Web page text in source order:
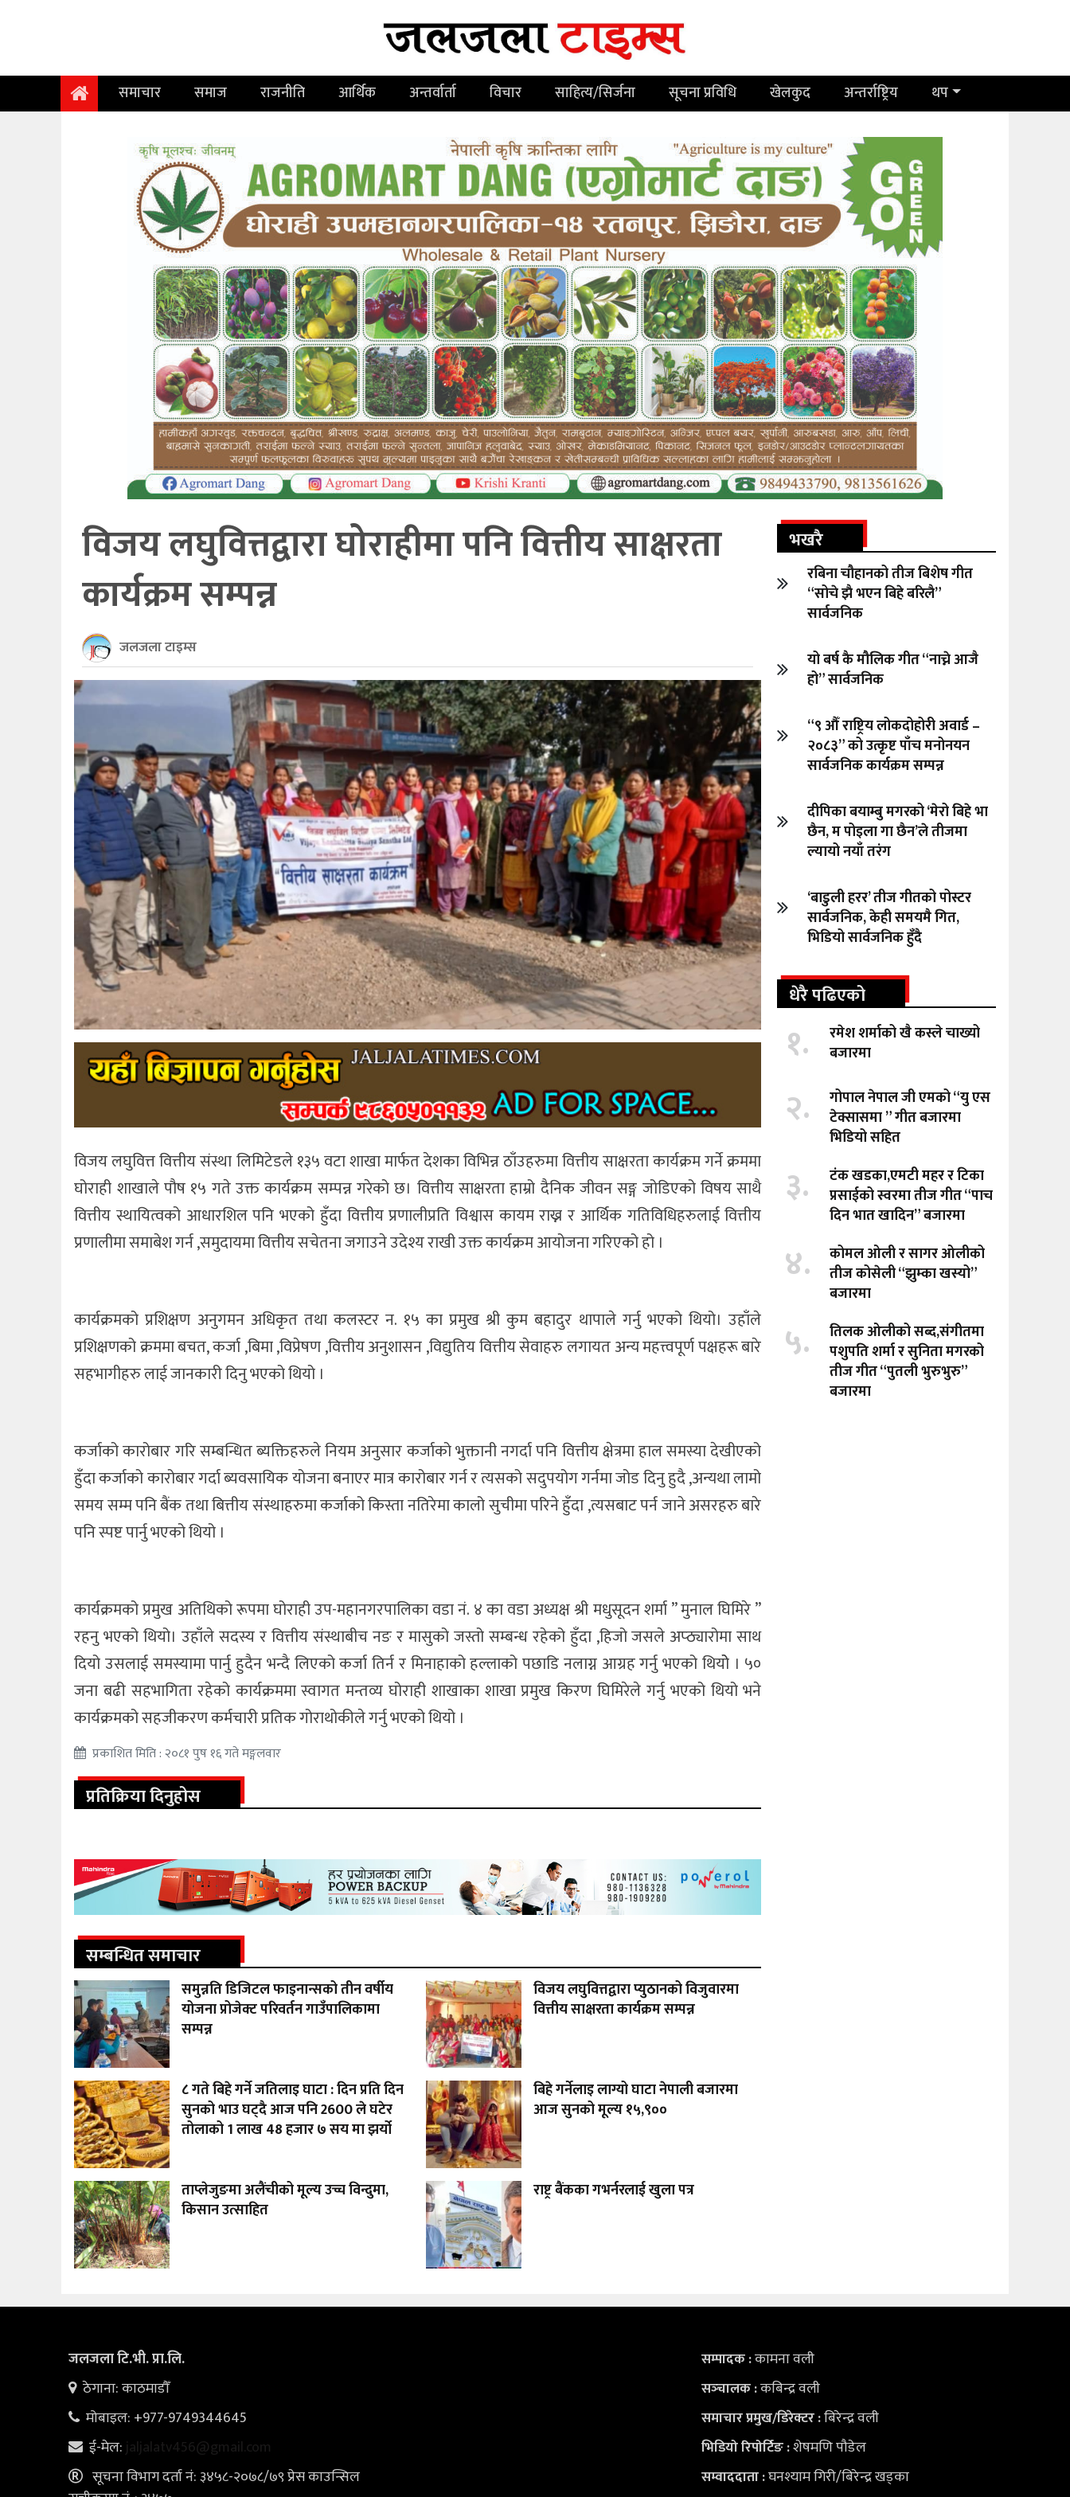
समाचार समाज राजनीति आर्थिक अन्तर्वार्ता विचार साहित्य/सिर्जना सूचना प्रविधि खेलकुद अन्तर्राष्ट्रिय थप
विजय लघुवित्तद्वारा घोराहीमा पनि वित्तीय साक्षरता
कार्यक्रम सम्पन्न
जलजला टाइम्स
विजय लघुवित्त वित्तीय संस्था लिमिटेडले १३५ वटा शाखा मार्फत देशका विभिन्न ठाँउहरुमा वित्तीय साक्षरता कार्यक्रम गर्ने क्रममा
घोराही शाखाले पौष १५ गते उक्त कार्यक्रम सम्पन्न गरेको छ। वित्तीय साक्षरता हाम्रो दैनिक जीवन सङ्ग जोडिएको विषय साथै
वित्तीय स्थायित्वको आधारशिल पनि भएको हुँदा वित्तीय प्रणालीप्रति विश्वास कायम राख्न र आर्थिक गतिविधिहरुलाई वित्तीय
प्रणालीमा समाबेश गर्न ,समुदायमा वित्तीय सचेतना जगाउने उदेश्य राखी उक्त कार्यक्रम आयोजना गरिएको हो ।
कार्यक्रमको प्रशिक्षण अनुगमन अधिकृत तथा कलस्टर न. १५ का प्रमुख श्री कुम बहादुर थापाले गर्नु भएको थियो। उहाँले
प्रशिक्षणको क्रममा बचत, कर्जा ,बिमा ,विप्रेषण ,वित्तीय अनुशासन ,विद्युतिय वित्तीय सेवाहरु लगायत अन्य महत्त्वपूर्ण पक्षहरू बारे
सहभागीहरु लाई जानकारी दिनु भएको थियो ।
कर्जाको कारोबार गरि सम्बन्धित ब्यक्तिहरुले नियम अनुसार कर्जाको भुक्तानी नगर्दा पनि वित्तीय क्षेत्रमा हाल समस्या देखीएको
हुँदा कर्जाको कारोबार गर्दा ब्यवसायिक योजना बनाएर मात्र कारोबार गर्न र त्यसको सदुपयोग गर्नमा जोड दिनु हुदै ,अन्यथा लामो
समय सम्म पनि बैंक तथा बित्तीय संस्थाहरुमा कर्जाको किस्ता नतिरेमा कालो सुचीमा परिने हुँदा ,त्यसबाट पर्न जाने असरहरु बारे
पनि स्पष्ट पार्नु भएको थियो ।
कार्यक्रमको प्रमुख अतिथिको रूपमा घोराही उप-महानगरपालिका वडा नं. ४ का वडा अध्यक्ष श्री मधुसूदन शर्मा ” मुनाल घिमिरे ”
रहनु भएको थियो। उहाँले सदस्य र वित्तीय संस्थाबीच नङ र मासुको जस्तो सम्बन्ध रहेको हुँदा ,हिजो जसले अप्ठ्यारोमा साथ
दियो उसलाई समस्यामा पार्नु हुदैन भन्दै लिएको कर्जा तिर्न र मिनाहाको हल्लाको पछाडि नलाग्न आग्रह गर्नु भएको थियोे । ५०
जना बढी सहभागिता रहेको कार्यक्रममा स्वागत मन्तव्य घोराही शाखाका शाखा प्रमुख किरण घिमिरेले गर्नु भएको थियो भने
कार्यक्रमको सहजीकरण कर्मचारी प्रतिक गोराथोकीले गर्नु भएको थियो ।
प्रकाशित मिति : २०८१ पुष १६ गते मङ्गलवार
प्रतिक्रिया दिनुहोस
सम्बन्धित समाचार
समुन्नति डिजिटल फाइनान्सको तीन वर्षीय
योजना प्रोजेक्ट परिवर्तन गाउँपालिकामा
सम्पन्न
विजय लघुवित्तद्वारा प्युठानको विजुवारमा
वित्तीय साक्षरता कार्यक्रम सम्पन्न
८ गते बिहे गर्ने जतिलाइ घाटा : दिन प्रति दिन
सुनको भाउ घट्दै आज पनि 2600 ले घटेर
तोलाको 1 लाख 48 हजार ७ सय मा झर्यो
बिहे गर्नेलाइ लाग्यो घाटा नेपाली बजारमा
आज सुनको मूल्य १५,९००
ताप्लेजुङमा अलैंचीको मूल्य उच्च विन्दुमा,
किसान उत्साहित
राष्ट्र बैंकका गभर्नरलाई खुला पत्र
भखरै
रबिना चौहानको तीज बिशेष गीत
“सोचे झै भएन बिहे बरिलै”
सार्वजनिक
यो बर्ष कै मौलिक गीत “नाच्ने आजै
हो” सार्वजनिक
“९ औँ राष्ट्रिय लोकदोहोरी अवार्ड –
२०८३” को उत्कृष्ट पाँच मनोनयन
सार्वजनिक कार्यक्रम सम्पन्न
दीपिका बयाम्बु मगरको ‘मेरो बिहे भा
छैन, म पोइला गा छैन’ले तीजमा
ल्यायो नयाँ तरंग
‘बाडुली हरर’ तीज गीतको पोस्टर
सार्वजनिक, केही समयमै गित,
भिडियो सार्वजनिक हुँदै
धेरै पढिएको
१.
रमेश शर्माको खै कस्ले चाख्यो
बजारमा
२.
गोपाल नेपाल जी एमको “यु एस
टेक्सासमा ” गीत बजारमा
भिडियो सहित
३.
टंक खडका,एमटी महर र टिका
प्रसाईको स्वरमा तीज गीत “पाच
दिन भात खादिन” बजारमा
४.
कोमल ओली र सागर ओलीको
तीज कोसेली “झुम्का खस्यो”
बजारमा
५.
तिलक ओलीको सब्द,संगीतमा
पशुपति शर्मा र सुनिता मगरको
तीज गीत “पुतली भुरुभुरु”
बजारमा
जलजला टि.भी. प्रा.लि.
ठेगाना: काठमाडौँ
मोबाइल: +977-9749344645
ई-मेल: jaljalatv456@gmail.com
सूचना विभाग दर्ता नं: ३४५८-२०७८/७९ प्रेस काउन्सिल
सम्पादक :कामना वली
सञ्‍चालक :कबिन्द्र वली
समाचार प्रमुख/डिरेक्टर :बिरेन्द्र वली
भिडियोरिपोर्टिङ :शेषमणि पौडेल
सम्वाददाता :घनश्याम गिरी/बिरेन्द्र खड्का